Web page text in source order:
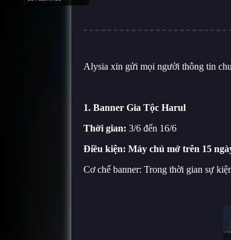
Alysia xin gửi mọi người thông tin
1. Banner Gia Tộc Harul
Thời gian: 3/6 đến 16/6
Điều kiện: Máy chủ mở trên 15
Cơ chế banner: Trong thời gian sự